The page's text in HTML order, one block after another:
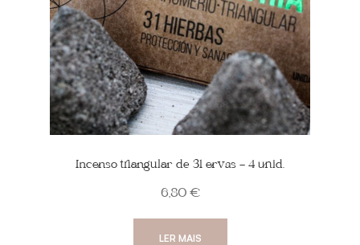
Incenso triangular de 31 ervas – 4 unid.
6,80 €
LER MAIS